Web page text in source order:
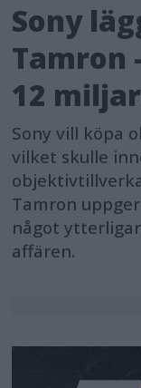
Sony
Tamron
12
Sony vill köpa
vilket skulle
Tamron
något
affären.